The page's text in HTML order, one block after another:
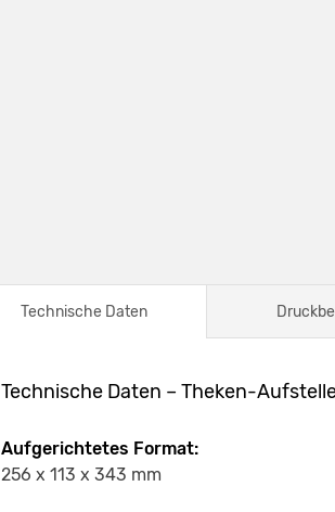
Technische Daten
Technische Daten – Theken-
Aufgerichtetes Format:
256 x 113 x 343 mm